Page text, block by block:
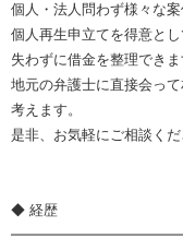
個人・法人問わず様々な案
個人再生申立てを得意と
失わずに借金を整理できま
地元の弁護士に直接会っ
考えます。
是非、お気軽にご相談くだ
◆ 経歴